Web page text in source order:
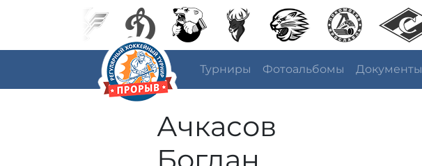
Турниры Фотоальбомы Документы
Ачкасов